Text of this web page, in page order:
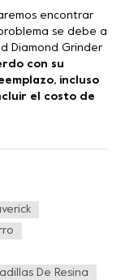
encontrar
se debe a
Diamond Grinder
con su
incluso
el costo de
De Resina